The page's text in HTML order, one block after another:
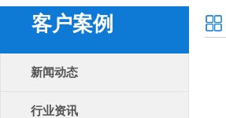
客户案例
新闻动态
行业资讯